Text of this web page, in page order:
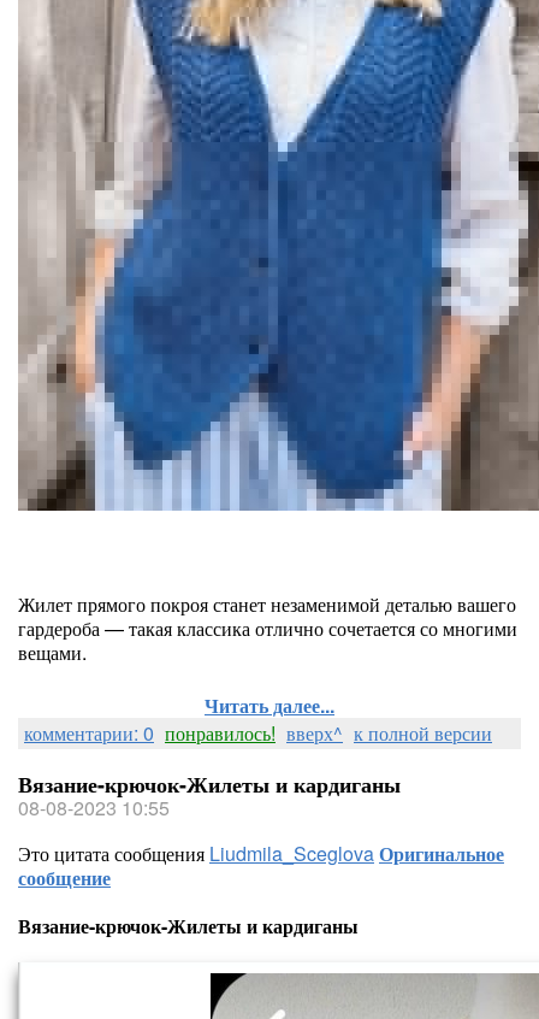
Жилет прямого покроя станет незаменимой деталью вашего
гардероба — такая классика отлично сочетается со многими
вещами.
Читать далее...
комментарии: 0 понравилось! вверх^ к полной версии
Вязание-крючок-Жилеты и кардиганы
08-08-2023 10:55
Это цитата сообщения Liudmila_SceglovaОригинальное
сообщение
Вязание-крючок-Жилеты и кардиганы